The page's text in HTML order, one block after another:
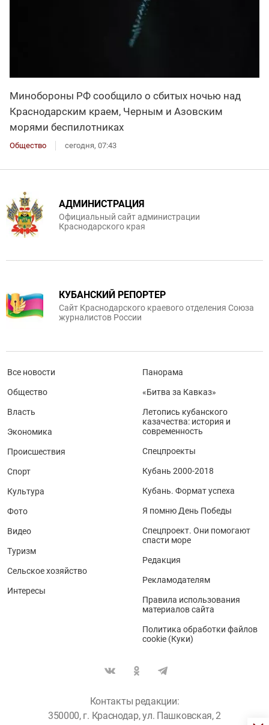
Минобороны РФ сообщило о сбитых ночью над
Краснодарским краем, Черным и Азовским
морями беспилотниках
Общество сегодня, 07:43
АДМИНИСТРАЦИЯ
Официальный сайт администрации
Краснодарского края
КУБАНСКИЙ РЕПОРТЕР
Сайт Краснодарского краевого отделения Союза
журналистов России
Все новости
Общество
Власть
Экономика
Происшествия
Спорт
Культура
Фото
Видео
Туризм
Сельское хозяйство
Интересы
Панорама
«Битва за Кавказ»
Летопись кубанского
казачества: история и
современность
Спецпроекты
Кубань 2000-2018
Кубань. Формат успеха
Я помню День Победы
Спецпроект. Они помогают
спасти море
Редакция
Рекламодателям
Правила использования
материалов сайта
Политика обработки файлов
cookie (Куки)
Контакты редакции:
350000, г. Краснодар, ул. Пашковская, 2